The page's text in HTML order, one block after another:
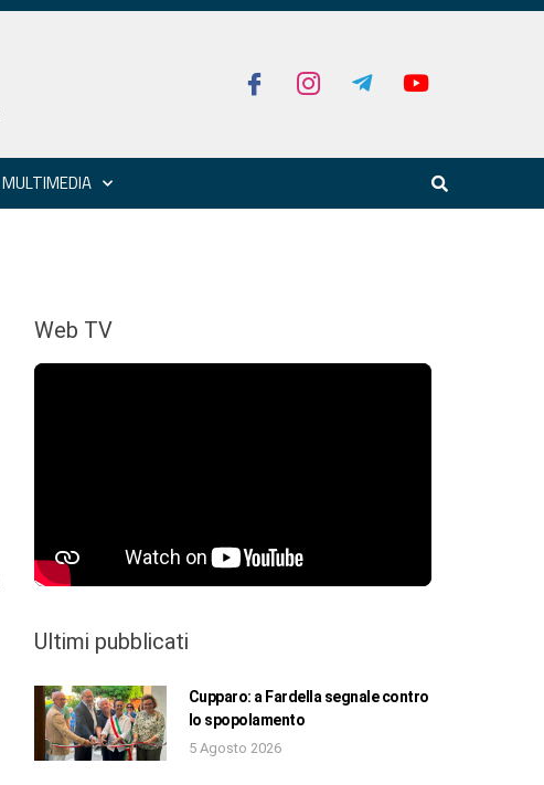
MULTIMEDIA
Web TV
Ultimi pubblicati
Cupparo: a Fardella segnale contro
lo spopolamento
5 Agosto 2026